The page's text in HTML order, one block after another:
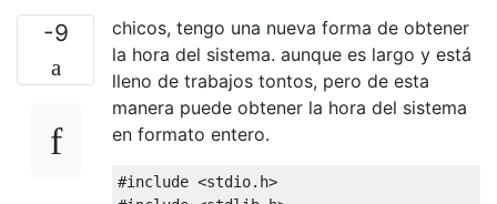
-9
chicos, tengo una nueva forma de obtener
la hora del sistema. aunque es largo y está
lleno de trabajos tontos, pero de esta
manera puede obtener la hora del sistema
en formato entero.
#include <stdio.h>